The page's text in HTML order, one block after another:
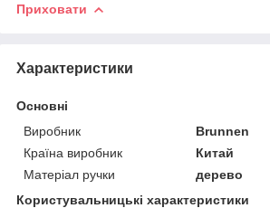
Приховати
Характеристики
Основні
Виробник
Brunnen
Країна виробник
Китай
Матеріал ручки
дерево
Користувальницькі характеристики